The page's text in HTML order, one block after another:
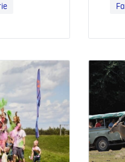
fem fordele ved